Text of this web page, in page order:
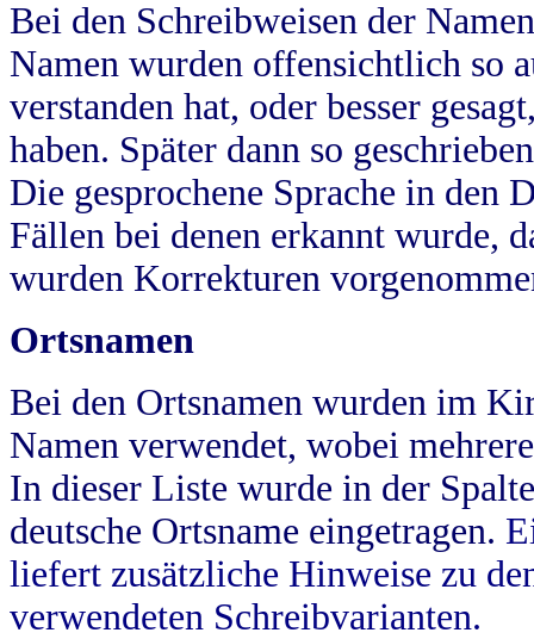
Bei den Schreibweisen der
Namen wurden offensichtlich so
verstanden hat, oder besser
haben. Später dann so
Die gesprochene Sprache in
Fällen bei denen erkannt wurde,
wurden Korrekturen
Ortsnamen
Bei den Ortsnamen wurden im
Namen verwendet, wobei
In dieser Liste wurde in der
deutsche Ortsname eingetragen.
liefert zusätzliche Hinweise zu
verwendeten Schreibvarianten.